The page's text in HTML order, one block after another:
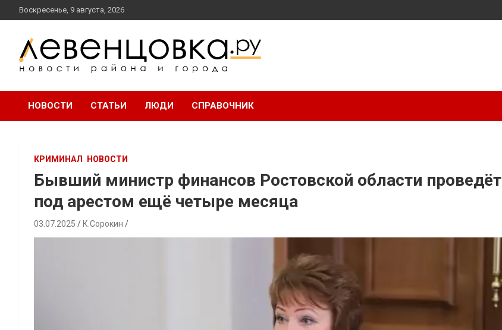
перейти
к
Воскресенье, 9 августа, 2026
Левенцовка Ру
НОВОСТИ СТАТЬИ ЛЮДИ СПРАВОЧНИК
КРИМИНАЛ НОВОСТИ
Бывший министр финансов Ростовской области проведёт
под арестом ещё четыре месяца
03.07.2025 К.Сорокин